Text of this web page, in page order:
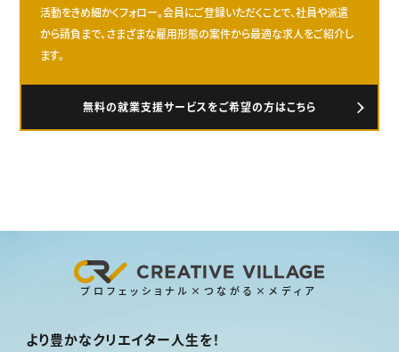
活動をきめ細かくフォロー。会員にご登録いただくことで、社員や派遣
から請負まで、さまざまな雇用形態の案件から最適な求人をご紹介し
ます。
無料の就業支援サービスをご希望の方はこちら
プロフェッショナル×つながる×メディア
より豊かなクリエイター人生を！